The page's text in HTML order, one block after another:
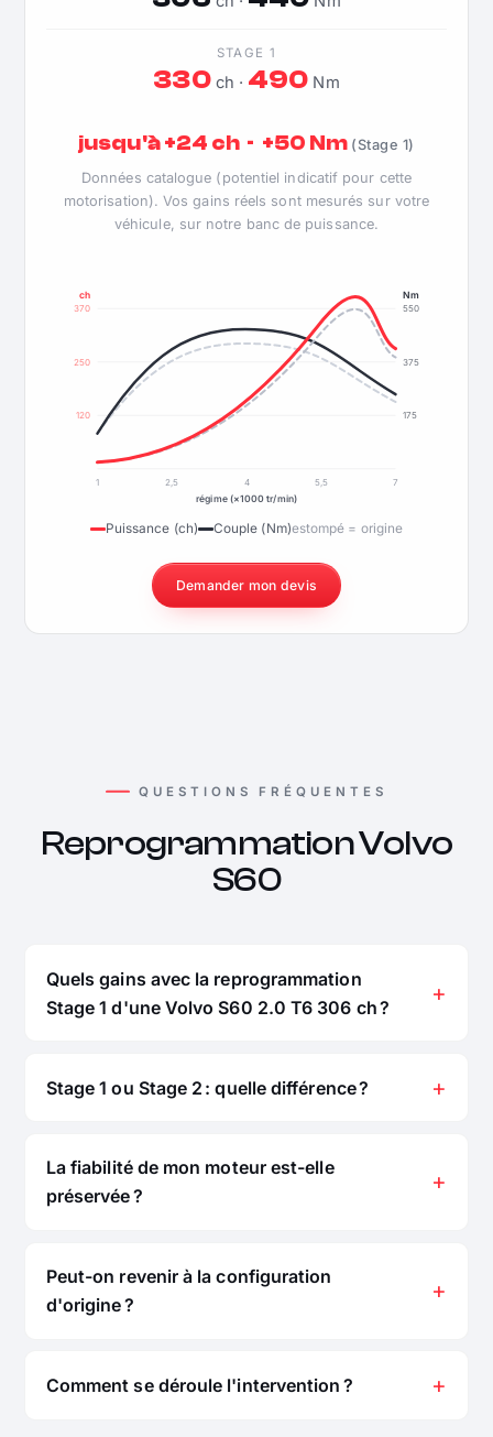
STAGE 1
330ch · 490 Nm
jusqu'à +24 ch · +50 Nm (Stage 1)
Données catalogue (potentiel indicatif pour cette
motorisation). Vos gains réels sont mesurés sur votre
véhicule, sur notre banc de puissance.
120
250
370
175
375
550
ch Nm
1 2,5 4 5,5
7
régime (×1000 tr/min)
Puissance (ch) Couple (Nm)estompé = origine
Demander mon devis
QUESTIONS FRÉQUENTES
Reprogrammation Volvo
S60
Quels gains avec la reprogrammation
Stage 1 d'une Volvo S60 2.0 T6 306 ch ?
Stage 1 ou Stage 2 : quelle différence ?
La fiabilité de mon moteur est-elle
préservée ?
Peut-on revenir à la configuration
d'origine ?
Comment se déroule l'intervention ?